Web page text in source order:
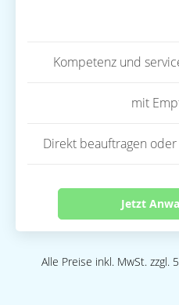
Kompetenz und
mit
Direkt beauftragen
Jetzt
Alle Preise inkl. MwSt. zzgl.